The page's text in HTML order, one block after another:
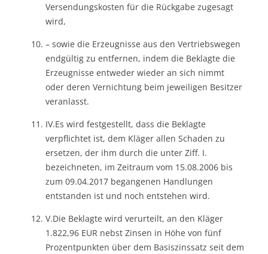
Versendungskosten für die Rückgabe zugesagt
wird,
– sowie die Erzeugnisse aus den Vertriebswegen
endgültig zu entfernen, indem die Beklagte die
Erzeugnisse entweder wieder an sich nimmt
oder deren Vernichtung beim jeweiligen Besitzer
veranlasst.
IV.Es wird festgestellt, dass die Beklagte
verpflichtet ist, dem Kläger allen Schaden zu
ersetzen, der ihm durch die unter Ziff. I.
bezeichneten, im Zeitraum vom 15.08.2006 bis
zum 09.04.2017 begangenen Handlungen
entstanden ist und noch entstehen wird.
V.Die Beklagte wird verurteilt, an den Kläger
1.822,96 EUR nebst Zinsen in Höhe von fünf
Prozentpunkten über dem Basiszinssatz seit dem